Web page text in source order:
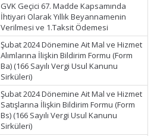
GVK Geçici 67. Madde Kapsamında
İhtiyari Olarak Yıllık Beyannamenin
Verilmesi ve 1.Taksit Ödemesi
Şubat 2024 Dönemine Ait Mal ve Hizmet
Alımlarına İlişkin Bildirim Formu (Form
Ba) (166 Sayılı Vergi Usul Kanunu
Sirküleri)
Şubat 2024 Dönemine Ait Mal ve Hizmet
Satışlarına İlişkin Bildirim Formu (Form
Bs) (166 Sayılı Vergi Usul Kanunu
Sirküleri)